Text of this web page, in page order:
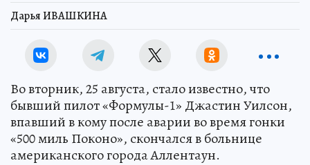
Дарья ИВАШКИНА
Во вторник, 25 августа, стало известно, что
бывший пилот «Формулы-1» Джастин Уилсон,
впавший в кому после аварии во время гонки
«500 миль Поконо», скончался в больнице
американского города Аллентаун.